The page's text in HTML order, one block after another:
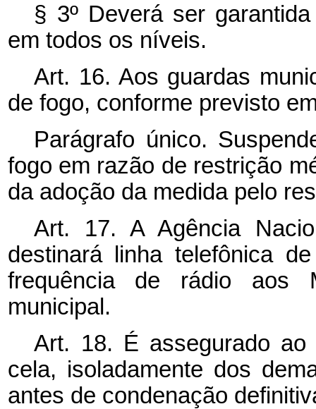
§ 3º Deverá ser
em todos os níveis.
Art. 16. Aos guardas
de fogo, conforme previsto
Parágrafo único.
fogo em razão de restrição
da adoção da medida pelo
Art. 17. A Agência
destinará linha telefônica
frequência de rádio aos
municipal.
Art. 18. É assegurado ao
cela, isoladamente dos
antes de condenação